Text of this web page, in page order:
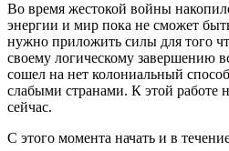
Во время жестокой войны
энергии и мир пока не сможет
нужно приложить силы для того
своему логическому завершению
сошел на нет колониальный
слабыми странами. К этой работе
сейчас.
С этого момента начать и в